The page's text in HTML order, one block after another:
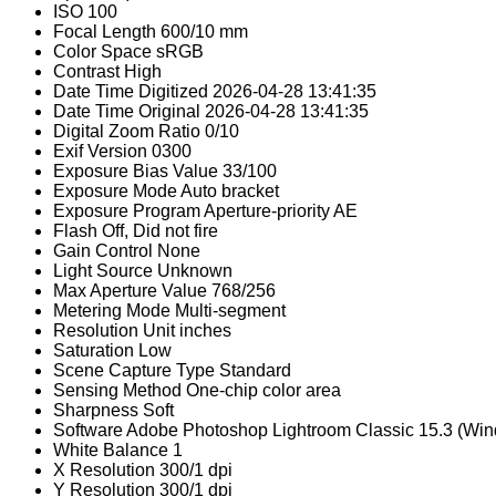
ISO 100
Focal Length 600/10 mm
Color Space sRGB
Contrast High
Date Time Digitized 2026-04-28 13:41:35
Date Time Original 2026-04-28 13:41:35
Digital Zoom Ratio 0/10
Exif Version 0300
Exposure Bias Value 33/100
Exposure ModeAuto bracket
Exposure ProgramAperture-priority AE
Flash Off, Did not fire
Gain Control None
Light Source Unknown
Max Aperture Value 768/256
Metering Mode Multi-segment
Resolution Unit inches
Saturation Low
Scene Capture Type Standard
Sensing Method One-chip color area
Sharpness Soft
SoftwareAdobe Photoshop Lightroom Classic 15.3
White Balance 1
X Resolution 300/1 dpi
Y Resolution 300/1 dpi